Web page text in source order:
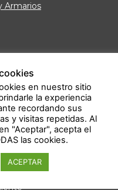
Armarios
en nuestro sitio
la experiencia
recordando sus
y visitas repetidas. Al
"Aceptar", acepta el
las cookies.
ACEPTAR